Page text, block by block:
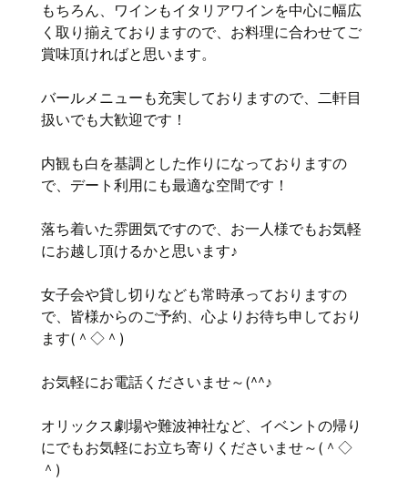
もちろん、ワインもイタリアワインを中心に幅広
く取り揃えておりますので、お料理に合わせてご
賞味頂ければと思います。
バールメニューも充実しておりますので、二軒目
扱いでも大歓迎です！
内観も白を基調とした作りになっておりますの
で、デート利用にも最適な空間です！
落ち着いた雰囲気ですので、お一人様でもお気軽
にお越し頂けるかと思います♪
女子会や貸し切りなども常時承っておりますの
で、皆様からのご予約、心よりお待ち申しており
ます(＾◇＾)
お気軽にお電話くださいませ～(^^♪
オリックス劇場や難波神社など、イベントの帰り
にでもお気軽にお立ち寄りくださいませ～(＾◇
＾)